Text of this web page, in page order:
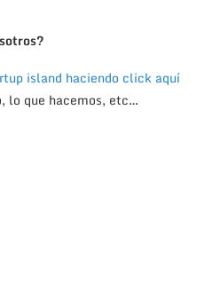
island haciendo click aquí
lo que hacemos, etc…